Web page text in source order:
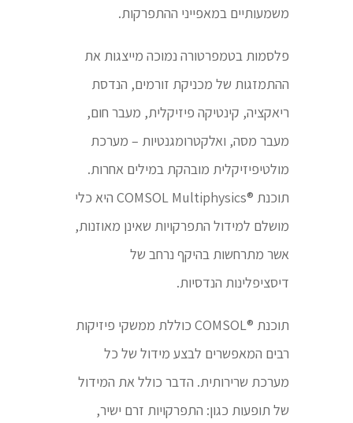
משמעותיים במאפייני ההתפרקות.
פלסמות בטמפרטורה נמוכה מייצגות את
ההתמזגות של מכניקת זורמים, הנדסת
ריאקציה, קינטיקה פיזיקלית, מעבר חום,
מעבר מסה, ואלקטרומגנטיות – מערכת
מולטיפיזיקלית מובהקת במילים אחרות.
תוכנת ®COMSOL Multiphysics היא כלי
מושלם למידול התפרקויות שאינן מאוזנות,
אשר מתרחשות בהיקף נרחב של
דיסציפלינות הנדסיות.
תוכנת ®COMSOL כוללת ממשקי פיזיקות
רבים המאפשרים לבצע מידול של כל
מערכת שרירותית. הדבר כולל את המידול
של תופעות כגון: התפרקויות זרם ישיר,